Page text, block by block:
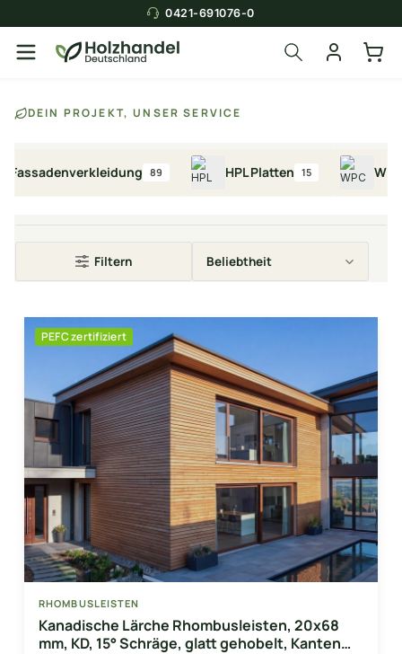
0421-691076-0
Sekunden das
DEIN PROJEKT, UNSER SERVICE
89 HPL Platten 15 WPC
Filtern
PEFC zertifiziert
RHOMBUSLEISTEN
Kanadische Lärche Rhombusleisten, 20x68
mm, KD, 15° Schräge, glatt gehobelt, Kanten